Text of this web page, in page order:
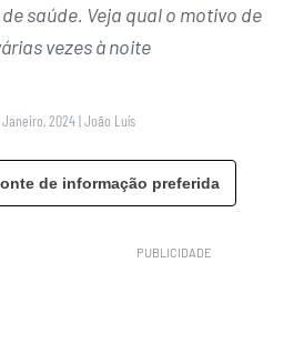
saúde. Veja qual o motivo de
vezes à noite
Janeiro, 2024|João Luís
de informação preferida